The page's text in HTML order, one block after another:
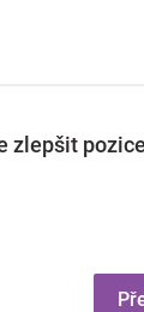
zlepšit